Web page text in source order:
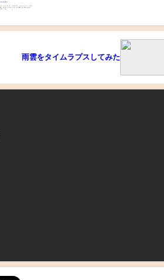
雨雲をタイムラプスしてみた